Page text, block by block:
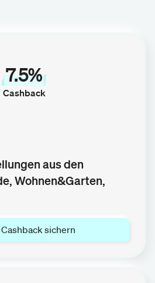
7.5%
Cashback
aus den
Wohnen&Garten,
Cashback sichern